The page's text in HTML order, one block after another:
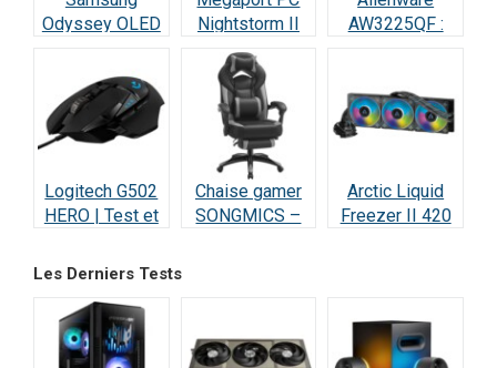
Odyssey OLED
Performant –
Test & Avis
Nightstorm II
Intel Core i9 :
Test et Avis
AW3225QF :
OLED 4K 240Hz
Logitech G502
HERO | Test et
Champion des
Chaise gamer
SONGMICS –
Arctic Liquid
Freezer II 420
Les Derniers Tests